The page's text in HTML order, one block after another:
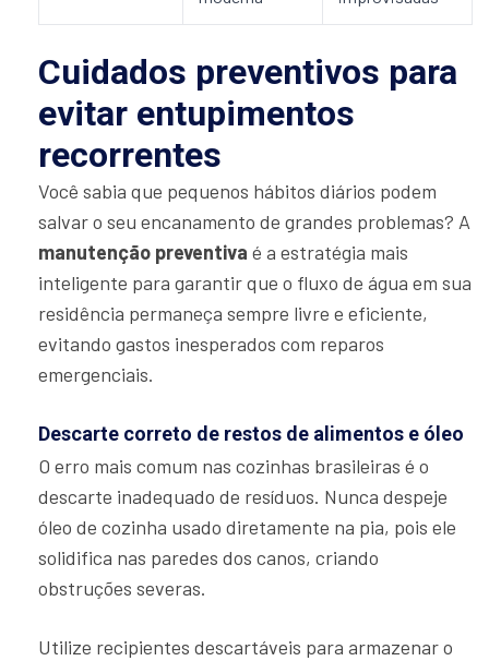
Cuidados preventivos para
evitar entupimentos
recorrentes
Você sabia que pequenos hábitos diários podem
salvar o seu encanamento de grandes problemas? A
manutenção preventiva é a estratégia mais
inteligente para garantir que o fluxo de água em sua
residência permaneça sempre livre e eficiente,
evitando gastos inesperados com reparos
emergenciais.
Descarte correto de restos de alimentos e óleo
O erro mais comum nas cozinhas brasileiras é o
descarte inadequado de resíduos. Nunca despeje
óleo de cozinha usado diretamente na pia, pois ele
solidifica nas paredes dos canos, criando
obstruções severas.
Utilize recipientes descartáveis para armazenar o